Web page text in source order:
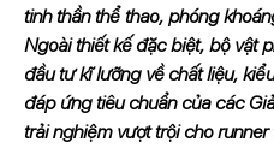
tinh thần thể thao, phóng
Ngoài thiết kế đặc biệt, bộ vật
đầu tư kĩ lưỡng về chất liệu,
đáp ứng tiêu chuẩn của các
trải nghiệm vượt trội cho